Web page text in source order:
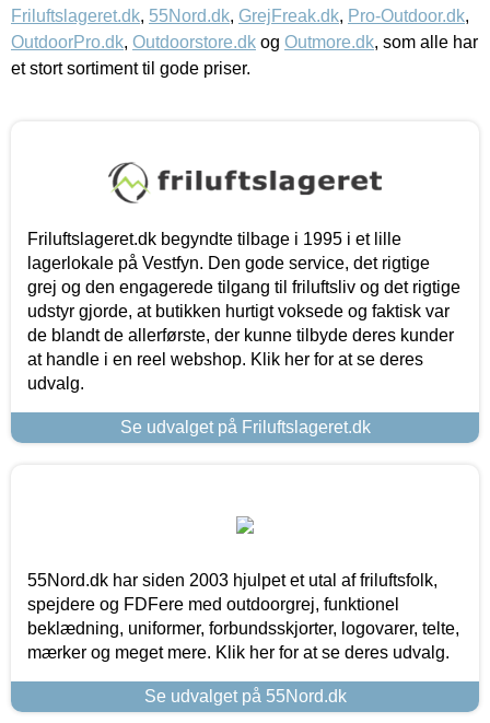
Friluftslageret.dk, 55Nord.dk, GrejFreak.dk, Pro-Outdoor.dk,
OutdoorPro.dk, Outdoorstore.dk og Outmore.dk, som alle har
et stort sortiment til gode priser.
Friluftslageret.dk begyndte tilbage i 1995 i et lille
lagerlokale på Vestfyn. Den gode service, det rigtige
grej og den engagerede tilgang til friluftsliv og det rigtige
udstyr gjorde, at butikken hurtigt voksede og faktisk var
de blandt de allerførste, der kunne tilbyde deres kunder
at handle i en reel webshop. Klik her for at se deres
udvalg.
Se udvalget på Friluftslageret.dk
55Nord.dk har siden 2003 hjulpet et utal af friluftsfolk,
spejdere og FDFere med outdoorgrej, funktionel
beklædning, uniformer, forbundsskjorter, logovarer, telte,
mærker og meget mere. Klik her for at se deres udvalg.
Se udvalget på 55Nord.dk